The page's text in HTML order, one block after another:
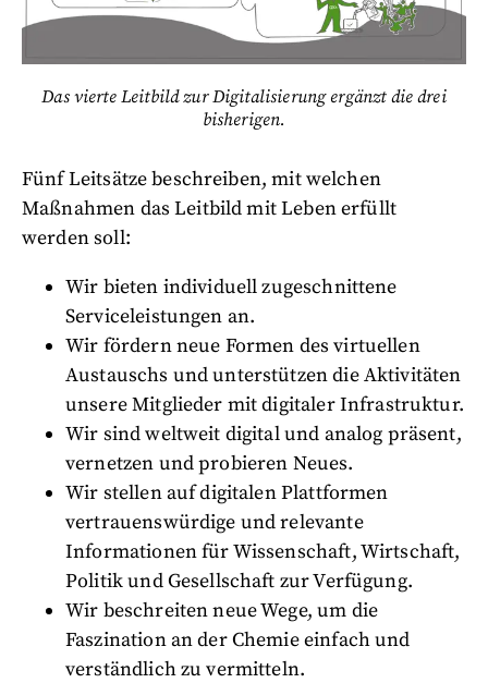
Das vierte Leitbild zur Digitalisierung ergänzt die drei
bisherigen.
Fünf Leitsätze beschreiben, mit welchen
Maßnahmen das Leitbild mit Leben erfüllt
werden soll:
Wir bieten individuell zugeschnittene
Serviceleistungen an.
Wir fördern neue Formen des virtuellen
Austauschs und unterstützen die Aktivitäten
unsere Mitglieder mit digitaler Infrastruktur.
Wir sind weltweit digital und analog präsent,
vernetzen und probieren Neues.
Wir stellen auf digitalen Plattformen
vertrauenswürdige und relevante
Informationen für Wissenschaft, Wirtschaft,
Politik und Gesellschaft zur Verfügung.
Wir beschreiten neue Wege, um die
Faszination an der Chemie einfach und
verständlich zu vermitteln.